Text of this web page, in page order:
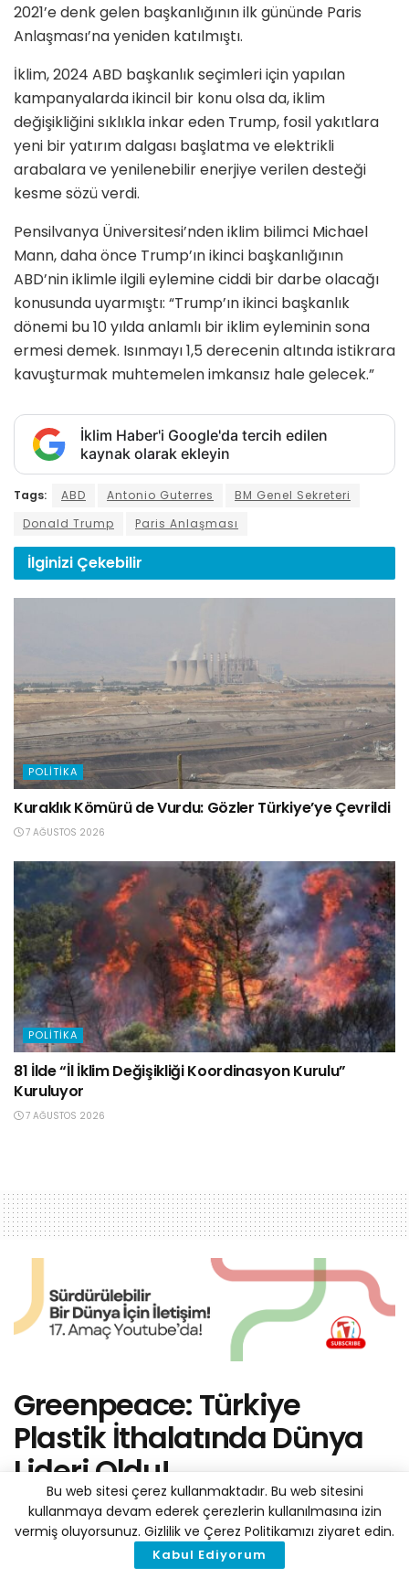
2021’e denk gelen başkanlığının ilk gününde Paris
Anlaşması’na yeniden katılmıştı.
İklim, 2024 ABD başkanlık seçimleri için yapılan
kampanyalarda ikincil bir konu olsa da, iklim
değişikliğini sıklıkla inkar eden Trump, fosil yakıtlara
yeni bir yatırım dalgası başlatma ve elektrikli
arabalara ve yenilenebilir enerjiye verilen desteği
kesme sözü verdi.
Pensilvanya Üniversitesi’nden iklim bilimci Michael
Mann, daha önce Trump’ın ikinci başkanlığının
ABD’nin iklimle ilgili eylemine ciddi bir darbe olacağı
konusunda uyarmıştı: “Trump’ın ikinci başkanlık
dönemi bu 10 yılda anlamlı bir iklim eyleminin sona
ermesi demek. Isınmayı 1,5 derecenin altında istikrara
kavuşturmak muhtemelen imkansız hale gelecek.”
İklim Haber'i Google'da tercih edilen
kaynak olarak ekleyin
Tags: ABD Antonio Guterres
BM Genel Sekreteri
Donald Trump
Paris Anlaşması
İlginizi Çekebilir
POLITIKA
Kuraklık Kömürü de Vurdu: Gözler Türkiye’ye Çevrildi
7 AĞUSTOS 2026
POLITIKA
81 İlde “İl İklim Değişikliği Koordinasyon Kurulu”
Kuruluyor
7 AĞUSTOS 2026
Greenpeace: Türkiye
Plastik İthalatında Dünya
Lideri Oldu!
Haber Merkezi
4 Kasım 2024
Reading Time: 3 mins read
A
Bu web sitesi çerez kullanmaktadır. Bu web sitesini
kullanmaya devam ederek çerezlerin kullanılmasına izin
vermiş oluyorsunuz. Gizlilik ve Çerez Politikamızı ziyaret edin.
Kabul Ediyorum